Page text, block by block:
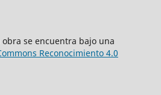
se encuentra bajo una
Reconocimiento 4.0